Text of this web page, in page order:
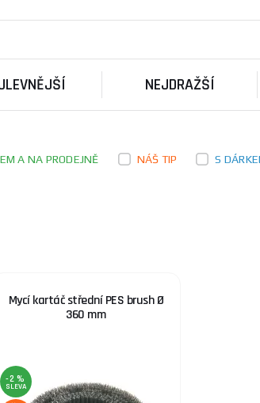
čištění na různých površích, ať už se
vaše potřeby.
úklidových a mycích pomůcek.
efektivitu a dlouhou životnost
správného produktu, neváhejte se
NEJDRAŽŠÍ
A NA PRODEJNĚ NÁŠ TIP S
Mycí kartáč střední PES brush Ø
360 mm
-2 %
SLEVA